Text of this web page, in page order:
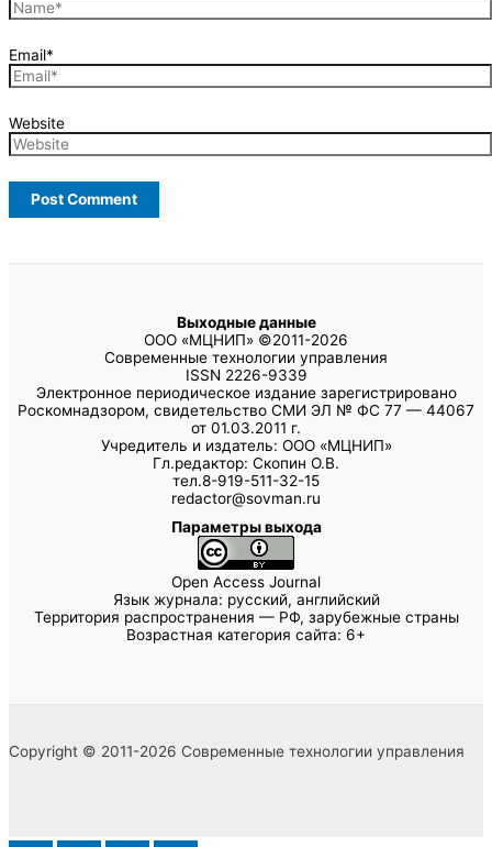
Email*
Website
Выходные данные
ООО «МЦНИП» ©2011-2026
Современные технологии управления
ISSN 2226-9339
Электронное периодическое издание зарегистрировано
Роскомнадзором, свидетельство СМИ ЭЛ № ФС 77 — 44067
от 01.03.2011 г.
Учредитель и издатель: ООО «МЦНИП»
Гл.редактор: Скопин О.В.
тел.8-919-511-32-15
redactor@sovman.ru
Параметры выхода
Open Access Journal
Язык журнала: русский, английский
Территория распространения — РФ, зарубежные страны
Возрастная категория сайта: 6+
Copyright © 2011-2026 Современные технологии управления